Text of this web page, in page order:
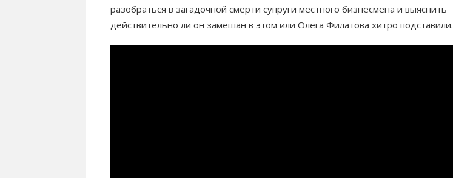
разобраться в загадочной смерти супруги местного бизнесмена и выяснить
действительно ли он замешан в этом или Олега Филатова хитро подставили.